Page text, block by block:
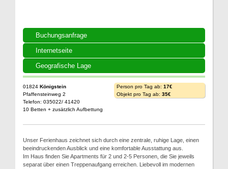
Buchungsanfrage
Internetseite
Geografische Lage
01824 Königstein
Pfaffensteinweg 2
Telefon: 035022/ 41420
10 Betten + zusätzlich Aufbettung
Person pro Tag ab: 17€
Objekt pro Tag ab: 35€
Unser Ferienhaus zeichnet sich durch eine zentrale, ruhige Lage, einen
beeindruckenden Ausblick und eine komfortable Ausstattung aus.
Im Haus finden Sie Apartments für 2 und 2-5 Personen, die Sie jeweils
separat über einen Treppenaufgang erreichen. Liebevoll im modernen